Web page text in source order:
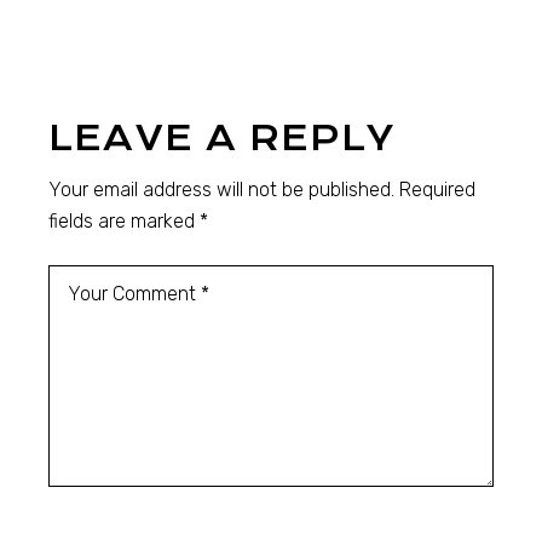
LEAVE A REPLY
Your email address will not be published. Required
fields are marked *